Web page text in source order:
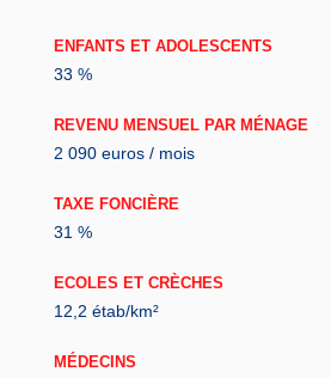
ENFANTS ET ADOLESCENTS
33 %
REVENU MENSUEL PAR MÉNAGE
2 090 euros / mois
TAXE FONCIÈRE
31 %
ECOLES ET CRÈCHES
12,2 étab/km²
MÉDECINS